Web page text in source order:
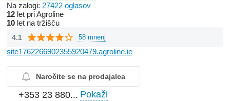
Na zalogi: 27422 oglasov
12 let pri Agroline
10 let na tržišču
4.1 58 mnenj
site1762266902355920479.agroline.ie
Naročite se na prodajalca
+353 23 880... Pokaži